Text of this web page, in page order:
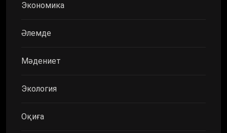
Экономика
Әлемде
Мәдениет
Экология
Оқиға